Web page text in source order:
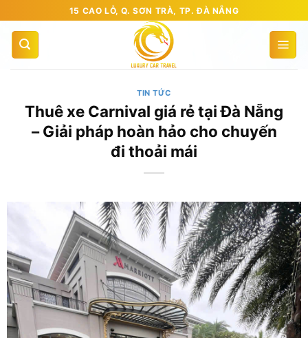
qua
dung
15 CAO LỖ, Q. SƠN TRÀ, TP. ĐÀ NẴNG
TIN TỨC
Thuê xe Carnival giá rẻ tại Đà Nẵng
– Giải pháp hoàn hảo cho chuyến
đi thoải mái